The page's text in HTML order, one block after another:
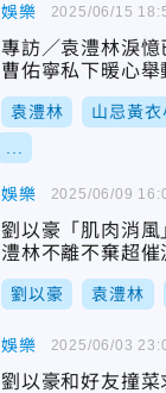
娛樂
專訪／袁澧林淚
曹佑寧私下暖心舉
袁澧林 山忌黃衣
2025/06/15
娛樂
劉以豪「肌肉消風」
澧林不離不棄超催
劉以豪 袁澧林
2025/06/09
娛樂
劉以豪和好友撞菜求助
2025/06/03